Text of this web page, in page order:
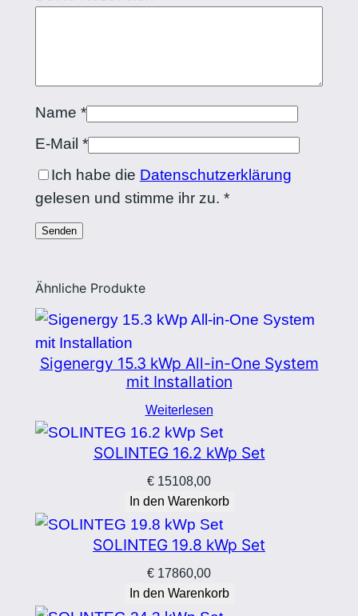
Name *
E-Mail *
Ich habe die Datenschutzerklärung
gelesen und stimme ihr zu. *
Ähnliche Produkte
Sigenergy 15.3 kWp All-in-One System
mit Installation
Weiterlesen
SOLINTEG 16.2 kWp Set
€ 15108,00
In den Warenkorb
SOLINTEG 19.8 kWp Set
€ 17860,00
In den Warenkorb